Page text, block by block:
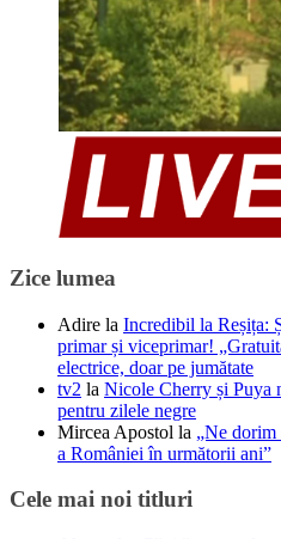
Zice lumea
Adire la Incredibil la Reșița:
primar și viceprimar!
electrice, doar pe jumătate
tv2 la Nicole Cherry și Puya
pentru zilele negre
Mircea Apostol la „Ne dorim
a României în următorii ani”
Cele mai noi titluri